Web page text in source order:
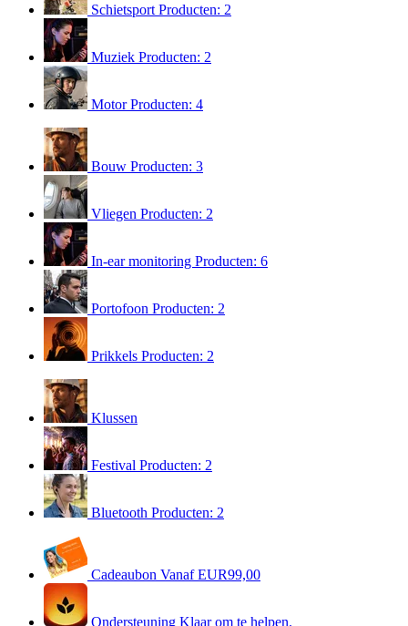
Schietsport Producten: 2
Muziek Producten: 2
MotorProducten: 4
Bouw Producten: 3
Vliegen Producten: 2
In-ear monitoring Producten: 6
Portofoon Producten: 2
Prikkels Producten: 2
Klussen
Festival Producten: 2
Bluetooth Producten: 2
Cadeaubon Vanaf EUR99,00
Ondersteuning Klaar om te helpen.